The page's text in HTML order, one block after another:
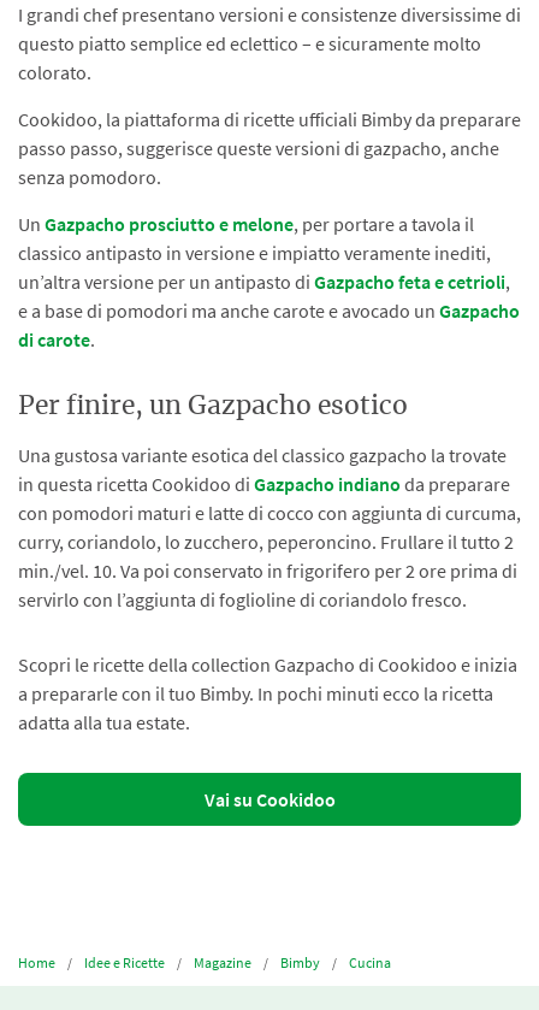
I grandi chef presentano versioni e consistenze diversissime di
questo piatto semplice ed eclettico – e sicuramente molto
colorato.
Cookidoo, la piattaforma di ricette ufficiali Bimby da preparare
passo passo, suggerisce queste versioni di gazpacho, anche
senza pomodoro.
Un Gazpacho prosciutto e melone, per portare a tavola il
classico antipasto in versione e impiatto veramente inediti,
un’altra versione per un antipasto di Gazpacho feta e cetrioli,
e a base di pomodori ma anche carote e avocado un Gazpacho
di carote.
Per finire, un Gazpacho esotico
Una gustosa variante esotica del classico gazpacho la trovate
in questa ricetta Cookidoo di Gazpacho indiano da preparare
con pomodori maturi e latte di cocco con aggiunta di curcuma,
curry, coriandolo, lo zucchero, peperoncino. Frullare il tutto 2
min./vel. 10. Va poi conservato in frigorifero per 2 ore prima di
servirlo con l’aggiunta di foglioline di coriandolo fresco.
Scopri le ricette della collection Gazpacho di Cookidoo e inizia
a prepararle con il tuo Bimby. In pochi minuti ecco la ricetta
adatta alla tua estate.
Vai su Cookidoo
Home Idee e Ricette Magazine Bimby Cucina